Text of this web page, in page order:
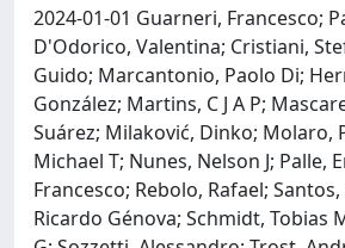
2024-01-01 Guarneri, Francesco;
D'Odorico, Valentina; Cristiani,
Guido; Marcantonio, Paolo Di;
González; Martins, C J A P;
Suárez; Milaković, Dinko; Molaro,
Michael T; Nunes, Nelson J; Palle,
Francesco; Rebolo, Rafael;
Ricardo Génova; Schmidt, Tobias